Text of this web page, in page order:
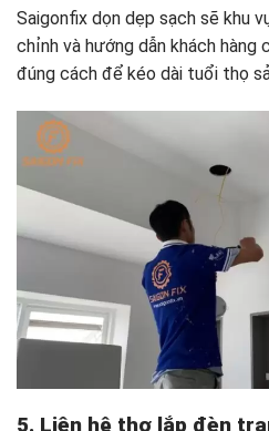
Saigonfix dọn dẹp sạch sẽ khu
chỉnh và hướng dẫn khách hàng
đúng cách để kéo dài tuổi thọ
5. Liên hệ thợ lắp đèn